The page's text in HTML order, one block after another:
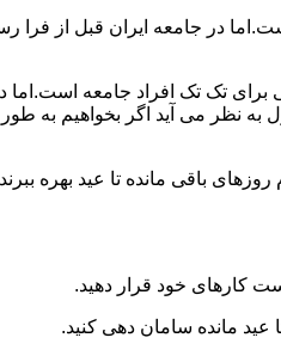
در جامعه ایران قبل از فرا
تک تک افراد جامعه است.اما
می آید اگر بخواهیم به طور
باقی مانده تا عید بهره
کارهای خود قرار دهید.
عید مانده سامان دهی کنید.